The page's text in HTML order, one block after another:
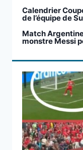
Calendrier
de l’équipe de
Match
monstre Messi